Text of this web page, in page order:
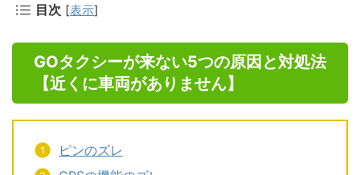
目次 [表示]
GOタクシーが来ない5つの原因と対処法
【近くに車両がありません】
ピンのズレ